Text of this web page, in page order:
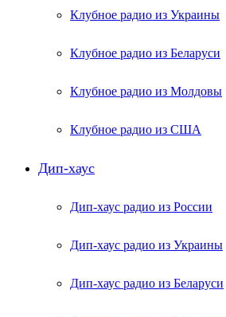
Клубное радио из Украины
Клубное радио из Беларуси
Клубное радио из Молдовы
Клубное радио из США
Дип-хаус
Дип-хаус радио из России
Дип-хаус радио из Украины
Дип-хаус радио из Беларуси